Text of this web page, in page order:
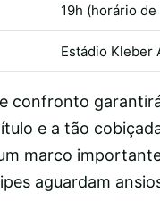
19h (horário de
Estádio Kleber
confronto
e a tão
marco
aguardam